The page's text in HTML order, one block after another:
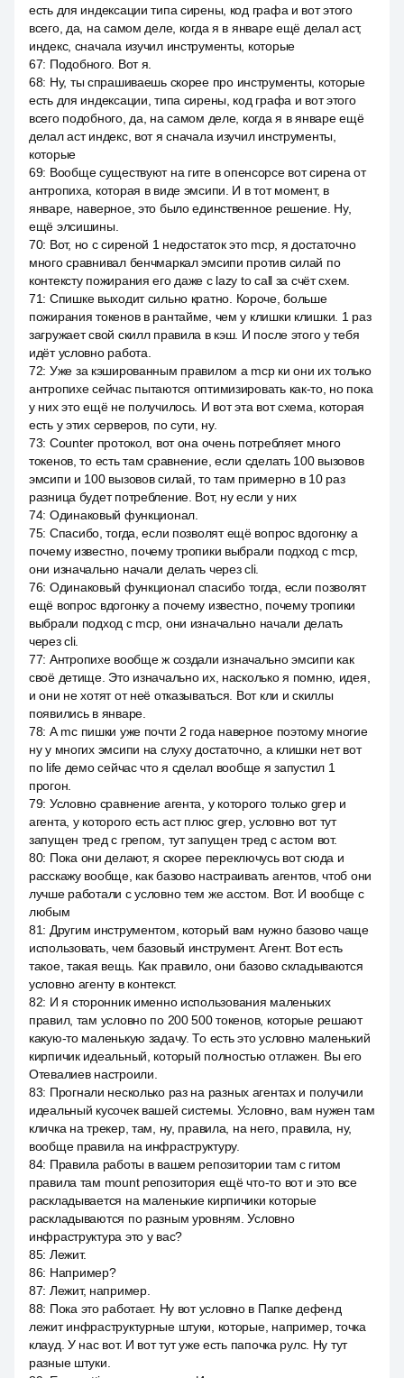
есть для индексации типа сирены, код графа и вот этого
всего, да, на самом деле, когда я в январе ещё делал аст,
индекс, сначала изучил инструменты, которые
67: Подобного. Вот я.
68: Ну, ты спрашиваешь скорее про инструменты, которые
есть для индексации, типа сирены, код графа и вот этого
всего подобного, да, на самом деле, когда я в январе ещё
делал аст индекс, вот я сначала изучил инструменты,
которые
69: Вообще существуют на гите в опенсорсе вот сирена от
антропиха, которая в виде эмсипи. И в тот момент, в
январе, наверное, это было единственное решение. Ну,
ещё элсишины.
70: Вот, но с сиреной 1 недостаток это mcp, я достаточно
много сравнивал бенчмаркал эмсипи против силай по
контексту пожирания его даже с lazy to call за счёт схем.
71: Спишке выходит сильно кратно. Короче, больше
пожирания токенов в рантайме, чем у клишки клишки. 1 раз
загружает свой скилл правила в кэш. И после этого у тебя
идёт условно работа.
72: Уже за кэшированным правилом а mcp ки они их только
антропихе сейчас пытаются оптимизировать как-то, но пока
у них это ещё не получилось. И вот эта вот схема, которая
есть у этих серверов, по сути, ну.
73: Counter протокол, вот она очень потребляет много
токенов, то есть там сравнение, если сделать 100 вызовов
эмсипи и 100 вызовов силай, то там примерно в 10 раз
разница будет потребление. Вот, ну если у них
74: Одинаковый функционал.
75: Спасибо, тогда, если позволят ещё вопрос вдогонку а
почему известно, почему тропики выбрали подход с mcp,
они изначально начали делать через cli.
76: Одинаковый функционал спасибо тогда, если позволят
ещё вопрос вдогонку а почему известно, почему тропики
выбрали подход с mcp, они изначально начали делать
через cli.
77: Антропихе вообще ж создали изначально эмсипи как
своё детище. Это изначально их, насколько я помню, идея,
и они не хотят от неё отказываться. Вот кли и скиллы
появились в январе.
78: А mc пишки уже почти 2 года наверное поэтому многие
ну у многих эмсипи на слуху достаточно, а клишки нет вот
по life демо сейчас что я сделал вообще я запустил 1
прогон.
79: Условно сравнение агента, у которого только grep и
агента, у которого есть аст плюс grep, условно вот тут
запущен тред с грепом, тут запущен тред с астом вот.
80: Пока они делают, я скорее переключусь вот сюда и
расскажу вообще, как базово настраивать агентов, чтоб они
лучше работали с условно тем же асстом. Вот. И вообще с
любым
81: Другим инструментом, который вам нужно базово чаще
использовать, чем базовый инструмент. Агент. Вот есть
такое, такая вещь. Как правило, они базово складываются
условно агенту в контекст.
82: И я сторонник именно использования маленьких
правил, там условно по 200 500 токенов, которые решают
какую-то маленькую задачу. То есть это условно маленький
кирпичик идеальный, который полностью отлажен. Вы его
Отевалиев настроили.
83: Прогнали несколько раз на разных агентах и получили
идеальный кусочек вашей системы. Условно, вам нужен там
кличка на трекер, там, ну, правила, на него, правила, ну,
вообще правила на инфраструктуру.
84: Правила работы в вашем репозитории там с гитом
правила там mount репозитория ещё что-то вот и это все
раскладывается на маленькие кирпичики которые
раскладываются по разным уровням. Условно
инфраструктура это у вас?
85: Лежит.
86: Например?
87: Лежит, например.
88: Пока это работает. Ну вот условно в Папке дефенд
лежит инфраструктурные штуки, которые, например, точка
клауд. У нас вот. И вот тут уже есть папочка рулс. Ну тут
разные штуки.